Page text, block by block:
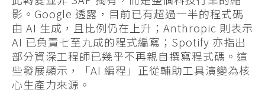
影。Google 透露，目前已有超過一半的程式碼
由 AI 生成，且比例仍在上升；Anthropic 則表示
AI 已負責七至九成的程式編寫；Spotify 亦指出
部分資深工程師已幾乎不再親自撰寫程式碼。這
些發展顯示，「AI 編程」正從輔助工具演變為核
心生產力來源。